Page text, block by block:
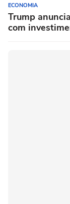
ECONOMIA
Trump
com